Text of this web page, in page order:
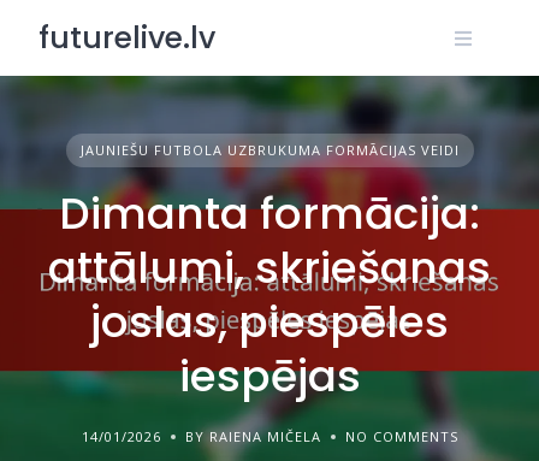
content
futurelive.lv
JAUNIEŠU FUTBOLA UZBRUKUMA FORMĀCIJAS VEIDI
Dimanta formācija:
attālumi, skriešanas
joslas, piespēles
iespējas
14/01/2026 BY RAIENA MIČELA NO COMMENTS